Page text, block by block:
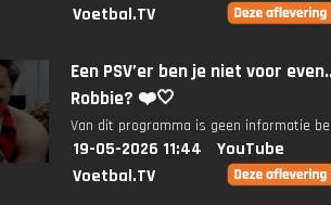
Voetbal.TV
Een PSV’er ben je niet voor
Robbie? ❤️🤍
Van dit programma is geen informatie
19-05-2026 11:44
YouTube
Voetbal.TV